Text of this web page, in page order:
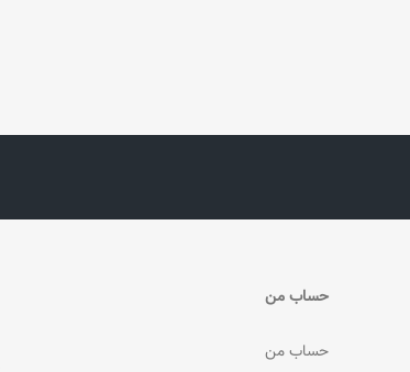
حساب من
حساب من